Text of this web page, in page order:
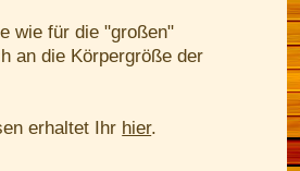
wie für die "großen"
an die Körpergröße der
erhaltet Ihr hier.